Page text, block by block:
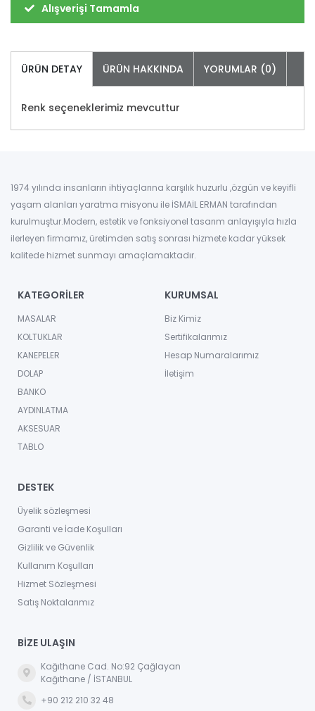
Alışverişi Tamamla
ÜRÜN DETAY ÜRÜN HAKKINDA YORUMLAR (0)
Renk seçeneklerimiz mevcuttur
1974 yılında insanların ihtiyaçlarına karşılık huzurlu ,özgün ve keyifli
yaşam alanları yaratma misyonu ile İSMAİL ERMAN tarafından
kurulmuştur.Modern, estetik ve fonksiyonel tasarım anlayışıyla hızla
ilerleyen firmamız, üretimden satış sonrası hizmete kadar yüksek
kalitede hizmet sunmayı amaçlamaktadır.
KATEGORİLER
MASALAR
KOLTUKLAR
KANEPELER
DOLAP
BANKO
AYDINLATMA
AKSESUAR
TABLO
KURUMSAL
Biz Kimiz
Sertifikalarımız
Hesap Numaralarımız
İletişim
DESTEK
Üyelik sözleşmesi
Garanti ve İade Koşulları
Gizlilik ve Güvenlik
Kullanım Koşulları
Hizmet Sözleşmesi
Satış Noktalarımız
BİZE ULAŞIN
Kağıthane Cad. No:92 Çağlayan
Kağıthane / İSTANBUL
+90 212 210 32 48